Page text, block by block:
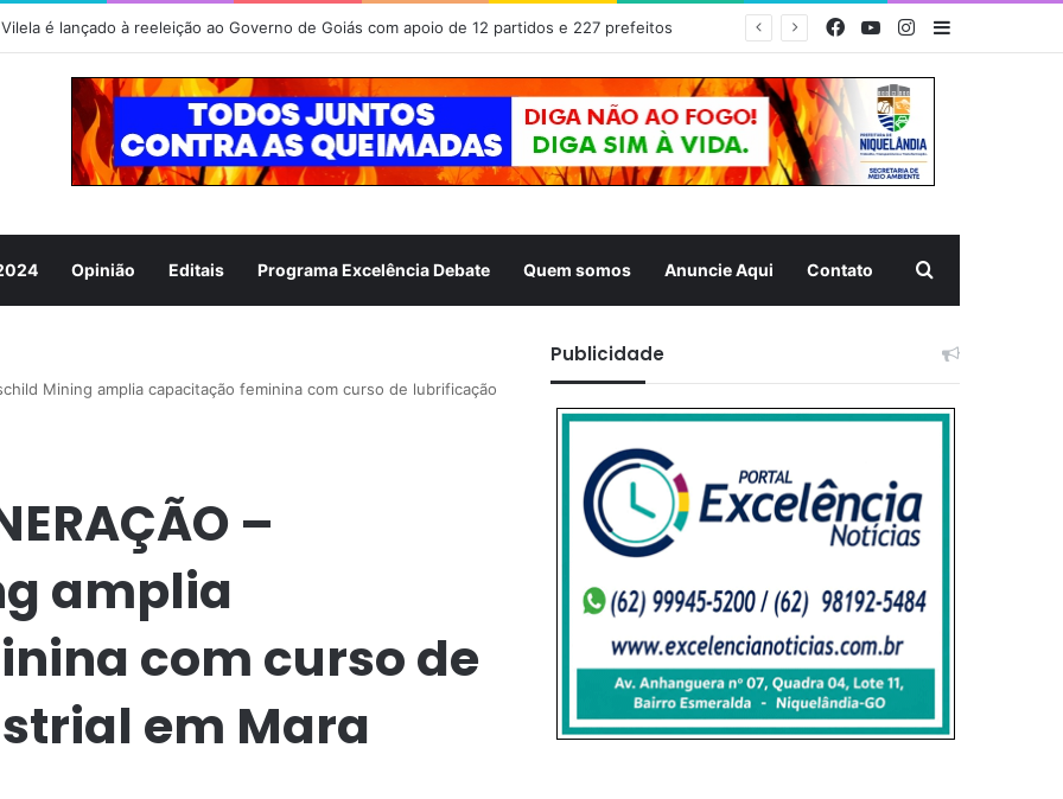
Vilela é lançado à reeleição ao Governo de Goiás com apoio de 12 partidos e 227 prefeitos FacebookYouTubeInstagram
Opinião Editais Programa Excelência Debate Quem somos Anuncie Aqui Contato
Mining amplia capacitação feminina com curso de lubrificação
–
amplia
com curso de
em Mara
Publicidade